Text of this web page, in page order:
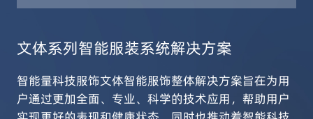
文体系列智能服装系统解决方案
智能量科技服饰文体智能服饰整体解决方案旨在为用
户通过更加全面、专业、科学的技术应用，帮助用户